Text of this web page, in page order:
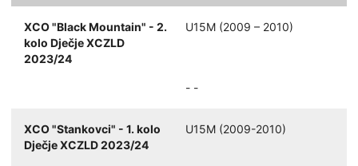
XCO "Black Mountain" - 2.
kolo Dječje XCZLD
2023/24
U15M (2009 – 2010)
- -
XCO "Stankovci" - 1. kolo
Dječje XCZLD 2023/24
U15M (2009-2010)